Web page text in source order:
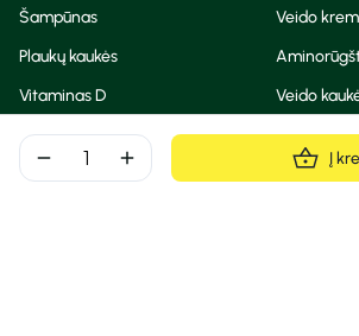
remove add Į
Šampūnas
Veido
Plaukų kaukės
Vitaminas D
Veido
Korėjietiška kosmetika
Eteriniai
Dezodorantas
BB ir CC